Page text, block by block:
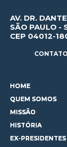
AV. DR.
SÃO PAULO -
CEP 04012-
CONTATO
HOME
QUEM SOMOS
MISSÃO
HISTÓRIA
EX-PRESIDENTES